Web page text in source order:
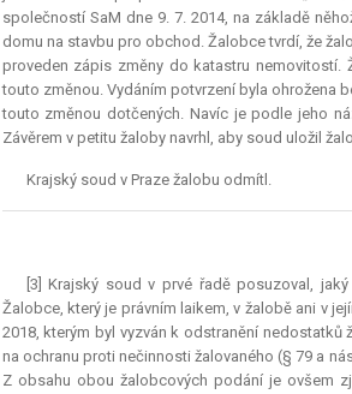
společností SaM dne 9. 7. 2014, na základě
domu na stavbu pro obchod. Žalobce tvrdí, že
proveden zápis změny do katastru
touto změnou. Vydáním potvrzení byla ohrožena
touto změnou dotčených. Navíc je podle jeho
Závěrem v petitu žaloby navrhl, aby soud uložil
Krajský soud v Praze žalobu odmítl.
[3] Krajský soud v prvé řadě posuzoval,
Žalobce, který je právním laikem, v žalobě ani v
2018, kterým byl vyzván k odstranění
na ochranu proti nečinnosti žalovaného (§ 79 a
Z obsahu obou žalobcových podání je ovšem